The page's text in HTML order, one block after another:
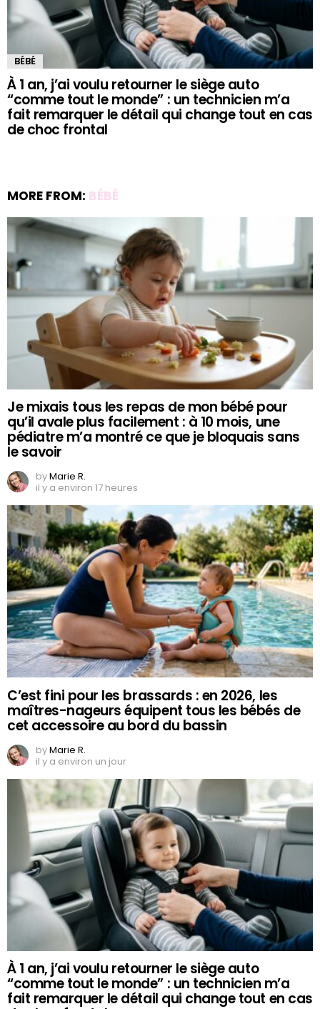
BÉBÉ
À 1 an, j’ai voulu retourner le siège auto
“comme tout le monde” : un technicien m’a
fait remarquer le détail qui change tout en cas
de choc frontal
MORE FROM: BÉBÉ
Je mixais tous les repas de mon bébé pour
qu’il avale plus facilement : à 10 mois, une
pédiatre m’a montré ce que je bloquais sans
le savoir
byMarie R.
il y a environ 17 heures
C’est fini pour les brassards : en 2026, les
maîtres-nageurs équipent tous les bébés de
cet accessoire au bord du bassin
byMarie R.
il y a environ un jour
À 1 an, j’ai voulu retourner le siège auto
“comme tout le monde” : un technicien m’a
fait remarquer le détail qui change tout en cas